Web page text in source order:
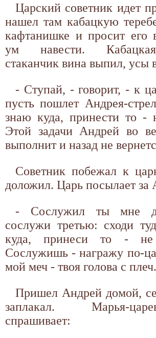
Царский советник идет
нашел там кабацкую
кафтанишке и просит его
ум навести.
стаканчик вина выпил, усы
- Ступай, - говорит, - к
пусть пошлет Андрея-
знаю куда, принести то -
Этой задачи Андрей во
выполнит и назад не
Советник побежал к
доложил. Царь посылает за
- Сослужил ты мне
сослужи третью: сходи
куда, принеси то -
Сослужишь - награжу по-
мой меч - твоя голова с плеч.
Пришел Андрей домой,
заплакал. Марья-
спрашивает: